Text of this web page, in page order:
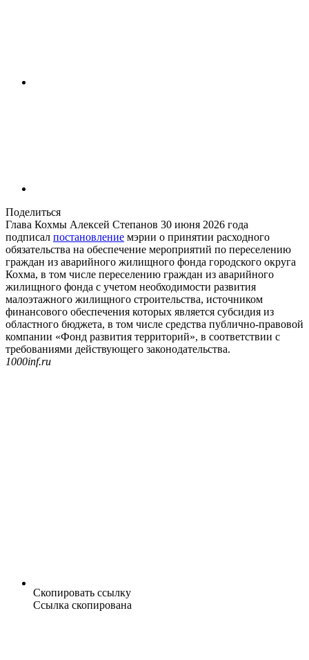
Поделиться
Глава Кохмы Алексей Степанов 30 июня 2026 года
подписал постановление мэрии о принятии расходного
обязательства на обеспечение мероприятий по переселению
граждан из аварийного жилищного фонда городского округа
Кохма, в том числе переселению граждан из аварийного
жилищного фонда с учетом необходимости развития
малоэтажного жилищного строительства, источником
финансового обеспечения которых является субсидия из
областного бюджета, в том числе средства публично-правовой
компании «Фонд развития территорий», в соответствии с
требованиями действующего законодательства.
1000inf.ru
Скопировать ссылку
Ссылка скопирована